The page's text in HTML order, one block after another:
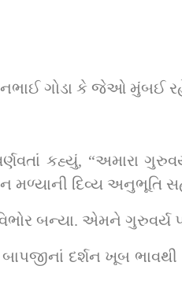
ગોડા કે જેઓ મુંબઈ
કહ્યું, “અમારા
મળ્યાની દિવ્ય
બન્યા. એમને ગુરુવર્ય
દર્શન ખૂબ ભાવથી